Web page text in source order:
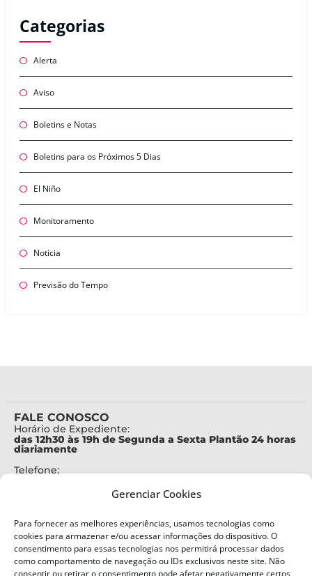
Gerenciar Cookies
Para fornecer as melhores experiências, usamos tecnologias como
cookies para armazenar e/ou acessar informações do dispositivo. O
consentimento para essas tecnologias nos permitirá processar dados
como comportamento de navegação ou IDs exclusivos neste site. Não
consentir ou retirar o consentimento pode afetar negativamente certos
Categorias
Alerta
Aviso
Boletins e Notas
Boletins para os Próximos 5 Dias
El Niño
Monitoramento
Notícia
Previsão do Tempo
FALE CONOSCO
Horário de Expediente:
das 12h30 às 19h de Segunda a Sexta Plantão 24 horas
diariamente
Telefone:
Alertas Defesa Civil:
SMS 40199